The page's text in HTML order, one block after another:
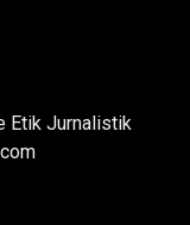
Etik Jurnalistik